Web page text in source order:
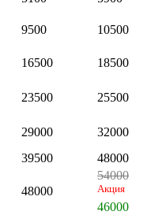
9500
10500
16500 18500
23500 25500
29000
32000
39500 48000
48000
54000
Акция
46000